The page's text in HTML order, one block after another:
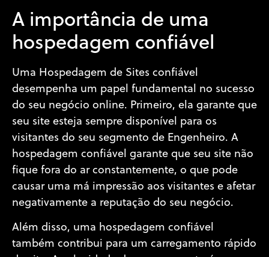
A importância de uma
hospedagem confiável
Uma Hospedagem de Sites confiável
desempenha um papel fundamental no sucesso
do seu negócio online. Primeiro, ela garante que
seu site esteja sempre disponível para os
visitantes do seu segmento de Engenheiro. A
hospedagem confiável garante que seu site não
fique fora do ar constantemente, o que pode
causar uma má impressão aos visitantes e afetar
negativamente a reputação do seu negócio.
Além disso, uma hospedagem confiável
também contribui para um carregamento rápido